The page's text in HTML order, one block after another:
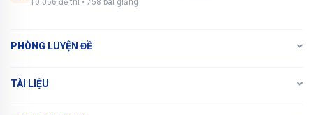
10.056 đề thi • 758 bài giảng
PHÒNG LUYỆN ĐỀ
TÀI LIỆU